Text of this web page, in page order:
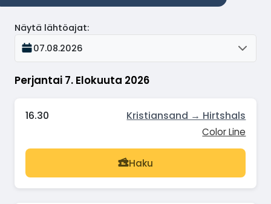
Perjantai 7. Elokuuta 2026
Näytä lähtöajat:
07.08.2026
16.30 Kristiansand → Hirtshals
Color Line
Haku